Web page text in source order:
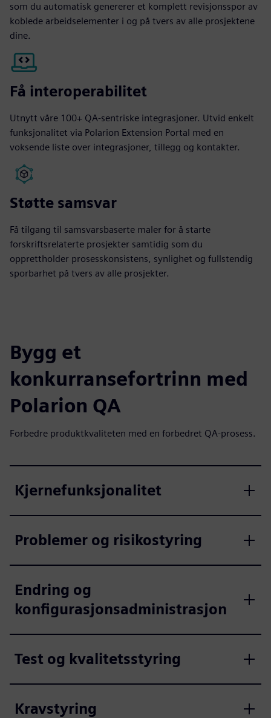
som du automatisk genererer et komplett revisjonsspor av
koblede arbeidselementer i og på tvers av alle prosjektene
dine.
Få interoperabilitet
Utnytt våre 100+ QA-sentriske integrasjoner. Utvid enkelt
funksjonalitet via Polarion Extension Portal med en
voksende liste over integrasjoner, tillegg og kontakter.
Støtte samsvar
Få tilgang til samsvarsbaserte maler for å starte
forskriftsrelaterte prosjekter samtidig som du
opprettholder prosesskonsistens, synlighet og fullstendig
sporbarhet på tvers av alle prosjekter.
Bygg et
konkurransefortrinn med
Polarion QA
Forbedre produktkvaliteten med en forbedret QA-prosess.
Kjernefunksjonalitet
Problemer og risikostyring
Endring og
konfigurasjonsadministrasjon
Test og kvalitetsstyring
Kravstyring